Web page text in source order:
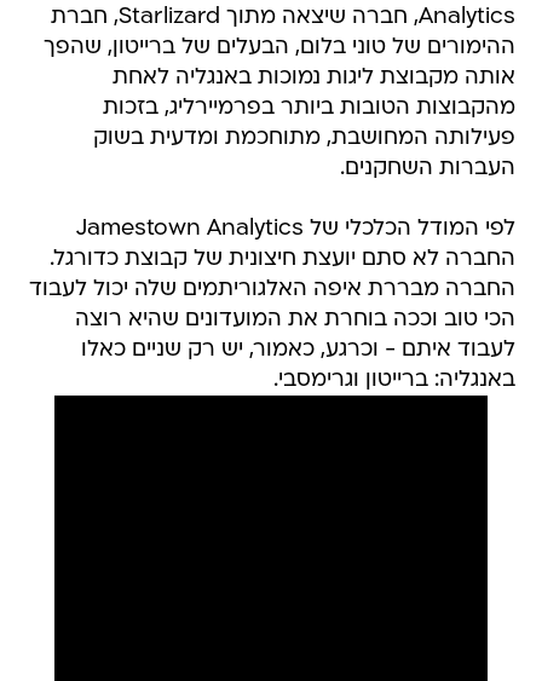
Analytics, חברה שיצאה מתוך Starlizard, חברת
ההימורים של טוני בלום, הבעלים של ברייטון, שהפך
אותה מקבוצת ליגות נמוכות באנגליה לאחת
מהקבוצות הטובות ביותר בפרמיירליג, בזכות
פעילותה המחושבת, מתוחכמת ומדעית בשוק
העברות השחקנים.
לפי המודל הכלכלי של Jamestown Analytics
החברה לא סתם יועצת חיצונית של קבוצת כדורגל.
החברה מבררת איפה האלגוריתמים שלה יכול לעבוד
הכי טוב וככה בוחרת את המועדונים שהיא רוצה
לעבוד איתם - וכרגע, כאמור, יש רק שניים כאלו
באנגליה: ברייטון וגרימסבי.